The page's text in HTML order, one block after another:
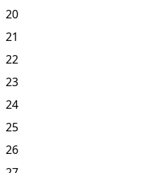
20
21
22
23
24
25
26